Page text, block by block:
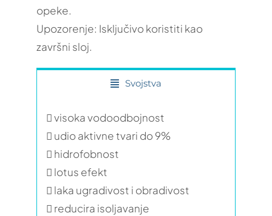
opeke.
Upozorenje: Isključivo koristiti kao
završni sloj.
Svojstva
 visoka vodoodbojnost
 udio aktivne tvari do 9%
 hidrofobnost
 lotus efekt
 laka ugradivost i obradivost
 reducira isoljavanje